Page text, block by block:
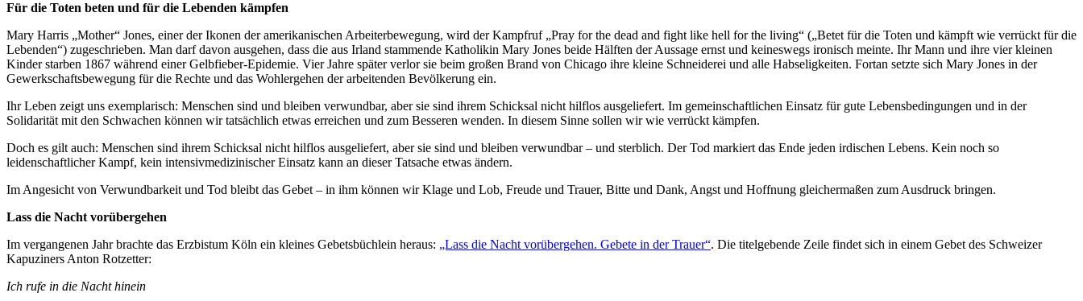
Für die Toten beten und für die Lebenden kämpfen
Mary Harris „Mother“ Jones, einer der Ikonen der amerikanischen Arbeiterbewegung, wird der Kampfruf „Pray for the dead and fight like hell for the living“ („Betet für die Toten und kämpft wie verrückt für die
Lebenden“) zugeschrieben. Man darf davon ausgehen, dass die aus Irland stammende Katholikin Mary Jones beide Hälften der Aussage ernst und keineswegs ironisch meinte. Ihr Mann und ihre vier kleinen
Kinder starben 1867 während einer Gelbfieber-Epidemie. Vier Jahre später verlor sie beim großen Brand von Chicago ihre kleine Schneiderei und alle Habseligkeiten. Fortan setzte sich Mary Jones in der
Gewerkschaftsbewegung für die Rechte und das Wohlergehen der arbeitenden Bevölkerung ein.
Ihr Leben zeigt uns exemplarisch: Menschen sind und bleiben verwundbar, aber sie sind ihrem Schicksal nicht hilflos ausgeliefert. Im gemeinschaftlichen Einsatz für gute Lebensbedingungen und in der
Solidarität mit den Schwachen können wir tatsächlich etwas erreichen und zum Besseren wenden. In diesem Sinne sollen wir wie verrückt kämpfen.
Doch es gilt auch: Menschen sind ihrem Schicksal nicht hilflos ausgeliefert, aber sie sind und bleiben verwundbar – und sterblich. Der Tod markiert das Ende jeden irdischen Lebens. Kein noch so
leidenschaftlicher Kampf, kein intensivmedizinischer Einsatz kann an dieser Tatsache etwas ändern.
Im Angesicht von Verwundbarkeit und Tod bleibt das Gebet – in ihm können wir Klage und Lob, Freude und Trauer, Bitte und Dank, Angst und Hoffnung gleichermaßen zum Ausdruck bringen.
Lass die Nacht vorübergehen
Im vergangenen Jahr brachte das Erzbistum Köln ein kleines Gebetsbüchlein heraus: „Lass die Nacht vorübergehen. Gebete in der Trauer“. Die titelgebende Zeile findet sich in einem Gebet des Schweizer
Kapuziners Anton Rotzetter:
Ich rufe in die Nacht hinein